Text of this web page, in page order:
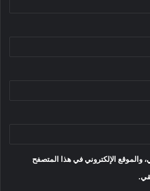
والموقع الإلكتروني في هذا المتصفح